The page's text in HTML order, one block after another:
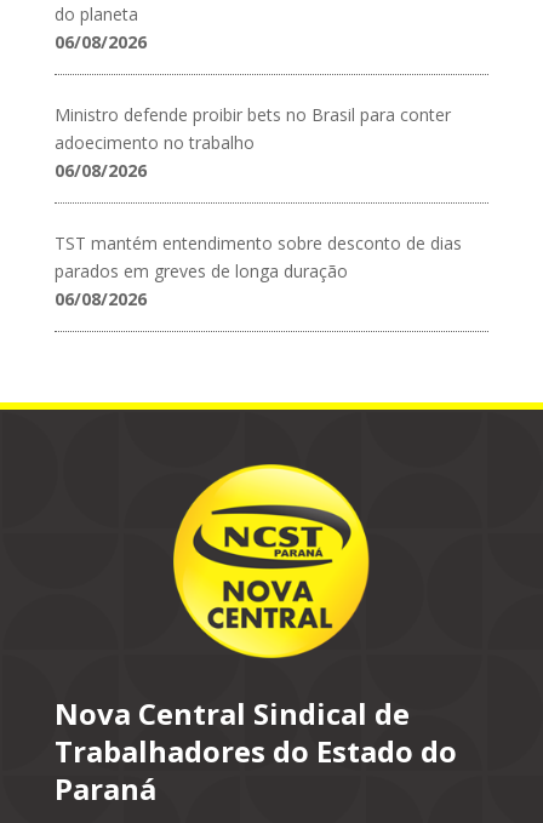
do planeta
06/08/2026
Ministro defende proibir bets no Brasil para conter
adoecimento no trabalho
06/08/2026
TST mantém entendimento sobre desconto de dias
parados em greves de longa duração
06/08/2026
Nova Central Sindical de
Trabalhadores do Estado do
Paraná